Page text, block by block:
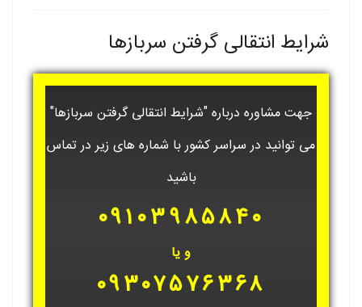
شرایط انتقالی گرفتن سربازها
جهت مشاوره درباره "شرایط انتقالی گرفتن سربازها"
می توانید در سراسر کشور با شماره های زیر در تماس
باشید
۰۹۱۰۳۹۸۵۸۴۰
و یا
۰۹۳۰۷۵۷۶۳۶۸